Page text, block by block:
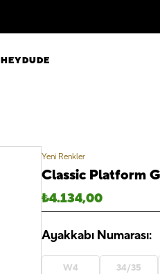
HEYDUDE
Yeni Renkler
Classic Platform
₺4.134,00
Ayakkabı Numarası:
W4 34/35